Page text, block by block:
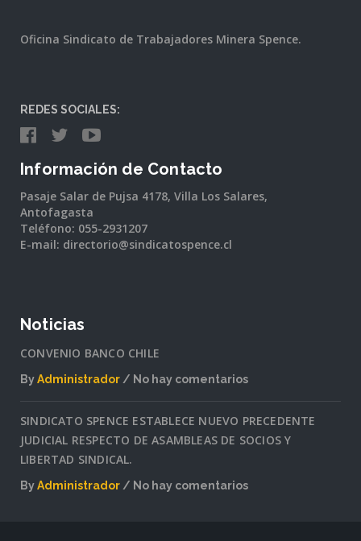
Oficina Sindicato de Trabajadores Minera Spence.
REDES SOCIALES:
Información de Contacto
Pasaje Salar de Pujsa 4178, Villa Los Salares,
Antofagasta
Teléfono: 055-2931207
E-mail: directorio@sindicatospence.cl
Noticias
CONVENIO BANCO CHILE
ByAdministrador
No hay comentarios
BANCO
CHILE
SINDICATO SPENCE ESTABLECE NUEVO PRECEDENTE
JUDICIAL RESPECTO DE ASAMBLEAS DE SOCIOS Y
LIBERTAD SINDICAL.
ByAdministrador
No hay comentarios